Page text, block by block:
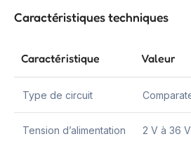
Caractéristiques techniques
Caractéristique Valeur
Type de circuit
Tension d’alimentation 2 V à 36 V